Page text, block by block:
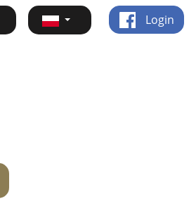
Login